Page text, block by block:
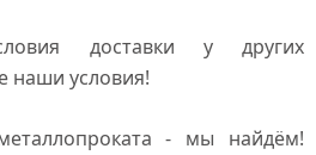
доставки у других
наши условия!
- мы найдём!